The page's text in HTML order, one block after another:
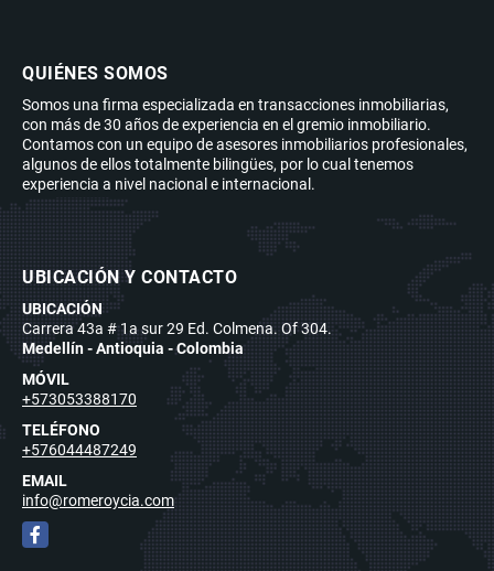
QUIÉNES SOMOS
Somos una firma especializada en transacciones inmobiliarias,
con más de 30 años de experiencia en el gremio inmobiliario.
Contamos con un equipo de asesores inmobiliarios profesionales,
algunos de ellos totalmente bilingües, por lo cual tenemos
experiencia a nivel nacional e internacional.
UBICACIÓN Y CONTACTO
UBICACIÓN
Carrera 43a # 1a sur 29 Ed. Colmena. Of 304.
Medellín - Antioquia - Colombia
MÓVIL
+573053388170
TELÉFONO
+576044487249
EMAIL
info@romeroycia.com
Facebook